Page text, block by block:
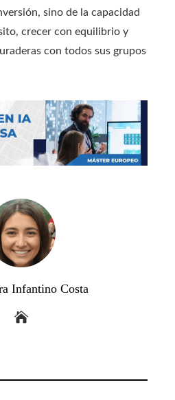
sino de la capacidad
crecer con equilibrio y
con todos sus grupos
Infantino Costa